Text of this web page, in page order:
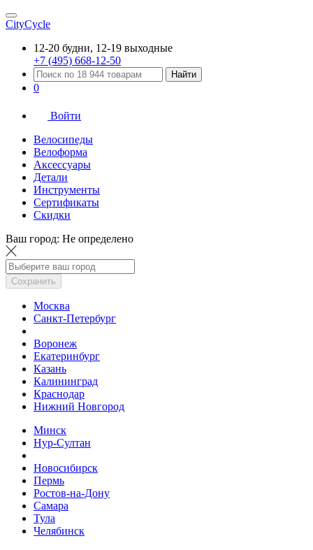
CityCycle
12-20 будни, 12-19 выходные
+7 (495) 668-12-50
Найти
0
Войти
Велосипеды
Велоформа
Аксессуары
Детали
Инструменты
Сертификаты
Скидки
Ваш город: Не определено
Сохранить
Москва
Санкт-Петербург
Воронеж
Екатеринбург
Казань
Калининград
Краснодар
Нижний Новгород
Минск
Нур-Султан
Новосибирск
Пермь
Ростов-на-Дону
Самара
Тула
Челябинск